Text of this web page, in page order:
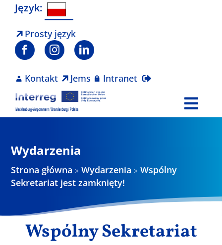
Skip
content
Język:
Prosty język
Kontakt Jems Intranet
Projekty
Wyniki
Wydarzenia
Strona główna »Wydarzenia »Wspólny
Sekretariat jest zamknięty!
Wspólny Sekretariat